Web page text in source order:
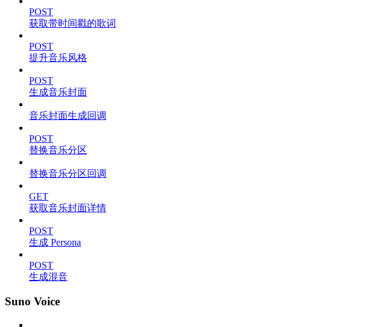
POST
获取带时间戳的歌词
POST
提升音乐风格
POST
生成音乐封面
音乐封面生成回调
POST
替换音乐分区
替换音乐分区回调
GET
获取音乐封面详情
POST
生成 Persona
POST
生成混音
Suno Voice